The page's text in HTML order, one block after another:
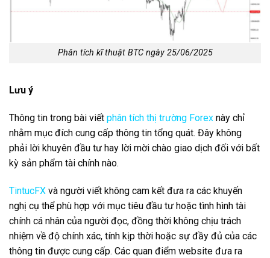
Phân tích kĩ thuật BTC ngày 25/06/2025
Lưu ý
Thông tin trong bài viết phân tích thị trường Forex này chỉ
nhằm mục đích cung cấp thông tin tổng quát. Đây không
phải lời khuyên đầu tư hay lời mời chào giao dịch đối với bất
kỳ sản phẩm tài chính nào.
TintucFX và người viết không cam kết đưa ra các khuyến
nghị cụ thể phù hợp với mục tiêu đầu tư hoặc tình hình tài
chính cá nhân của người đọc, đồng thời không chịu trách
nhiệm về độ chính xác, tính kịp thời hoặc sự đầy đủ của các
thông tin được cung cấp. Các quan điểm website đưa ra